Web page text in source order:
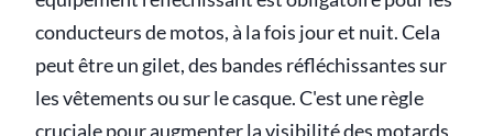
conducteurs de motos, à la fois jour et nuit. Cela
peut être un gilet, des bandes réfléchissantes sur
les vêtements ou sur le casque. C'est une règle
cruciale pour augmenter la visibilité des motards